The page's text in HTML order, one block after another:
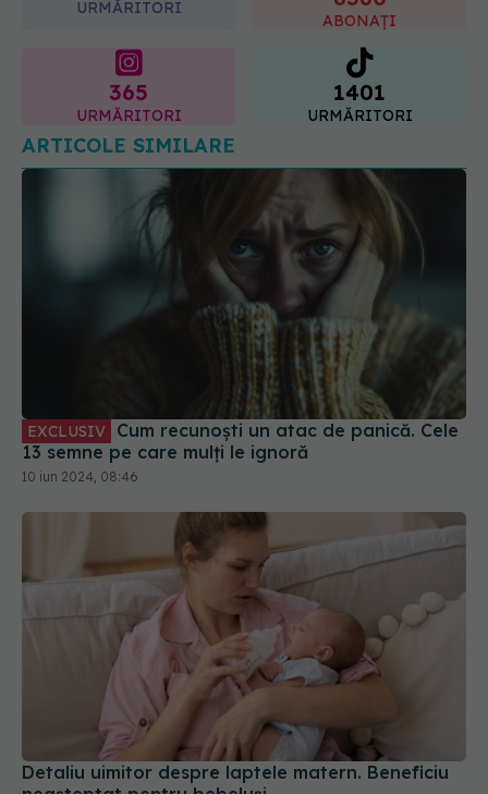
365 1401
ARTICOLE SIMILARE
13 semne pe care mulți le ignoră
Detaliu uimitor despre laptele matern. Beneficiu
neașteptat pentru bebeluși
13 sep 2025, 12:03